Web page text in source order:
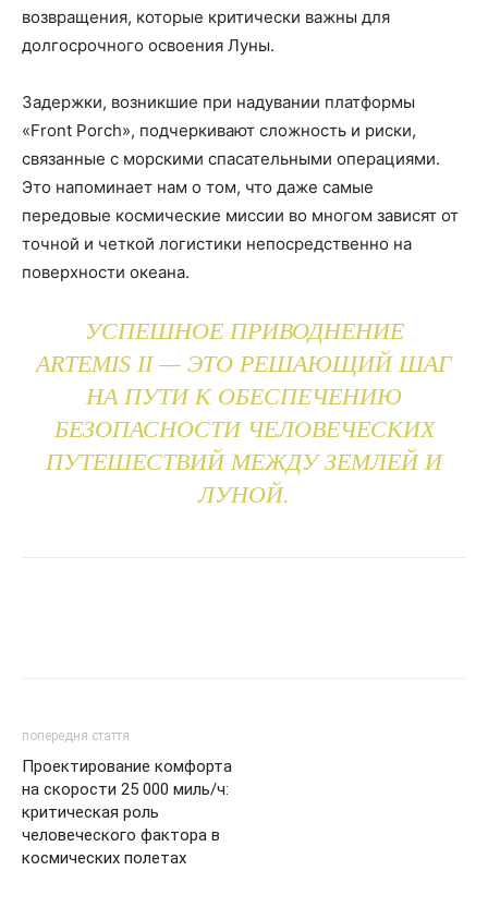
возвращения, которые критически важны для
долгосрочного освоения Луны.
Задержки, возникшие при надувании платформы
«Front Porch», подчеркивают сложность и риски,
связанные с морскими спасательными операциями.
Это напоминает нам о том, что даже самые
передовые космические миссии во многом зависят от
точной и четкой логистики непосредственно на
поверхности океана.
УСПЕШНОЕ ПРИВОДНЕНИЕ
ARTEMIS II — ЭТО РЕШАЮЩИЙ ШАГ
НА ПУТИ К ОБЕСПЕЧЕНИЮ
БЕЗОПАСНОСТИ ЧЕЛОВЕЧЕСКИХ
ПУТЕШЕСТВИЙ МЕЖДУ ЗЕМЛЕЙ И
ЛУНОЙ.
попередня стаття
Проектирование комфорта
на скорости 25 000 миль/ч:
критическая роль
человеческого фактора в
космических полетах